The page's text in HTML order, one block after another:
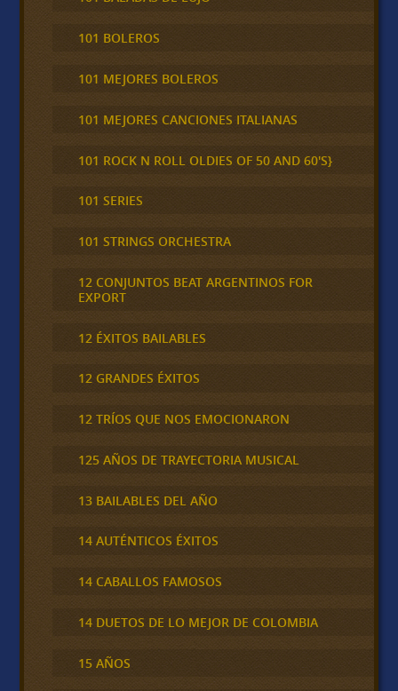
101 BOLEROS
101 MEJORES BOLEROS
101 MEJORES CANCIONES ITALIANAS
101 ROCK N ROLL OLDIES OF 50 AND 60'S}
101 SERIES
101 STRINGS ORCHESTRA
12 CONJUNTOS BEAT ARGENTINOS FOR
EXPORT
12 ÉXITOS BAILABLES
12 GRANDES ÉXITOS
12 TRÍOS QUE NOS EMOCIONARON
125 AÑOS DE TRAYECTORIA MUSICAL
13 BAILABLES DEL AÑO
14 AUTÉNTICOS ÉXITOS
14 CABALLOS FAMOSOS
14 DUETOS DE LO MEJOR DE COLOMBIA
15 AÑOS